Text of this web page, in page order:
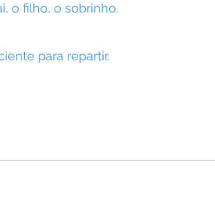
o filho, o sobrinho.
para repartir.